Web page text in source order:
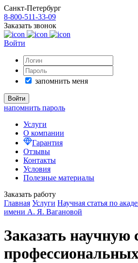
Санкт-Петербург
8-800-511-33-09
Заказать звонок
Войти
запомнить меня
напомнить пароль
Услуги
О компании
Гарантия
Отзывы
Контакты
Условия
Полезные материалы
Заказать работу
Главная Услуги Научная статья по
имени А. Я. Вагановой
Заказать научную